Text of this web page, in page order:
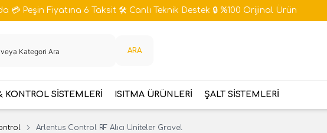
💳 Peşin Fiyatına 6 Taksit 🛠️ Canlı Teknik Destek 🔒 %100 Orijinal Ürün
ARA
KONTROL SİSTEMLERİ ISITMA ÜRÜNLERİ ŞALT SİSTEMLERİ
Arlentus Control RF Alıcı Üniteler Gravel